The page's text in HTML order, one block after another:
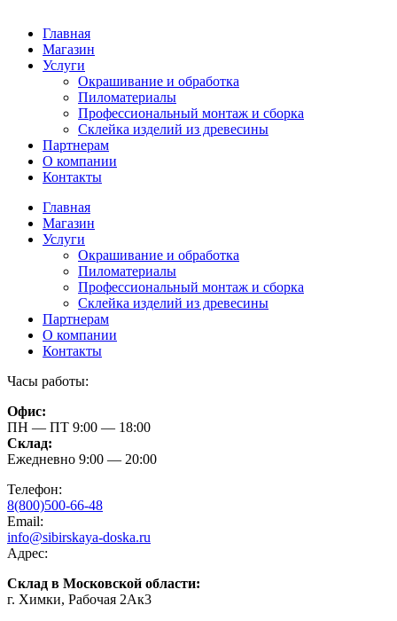
Главная
Магазин
Услуги
Окрашивание и обработка
Пиломатериалы
Профессиональный монтаж и сборка
Склейка изделий из древесины
Партнерам
О компании
Контакты
Главная
Магазин
Услуги
Окрашивание и обработка
Пиломатериалы
Профессиональный монтаж и сборка
Склейка изделий из древесины
Партнерам
О компании
Контакты
Часы работы:
Офис:
ПН — ПТ 9:00 — 18:00
Склад:
Ежедневно 9:00 — 20:00
Телефон:
8(800)500-66-48
Email:
info@sibirskaya-doska.ru
Адрес:
Склад в Московской области:
г. Химки, Рабочая 2Ак3